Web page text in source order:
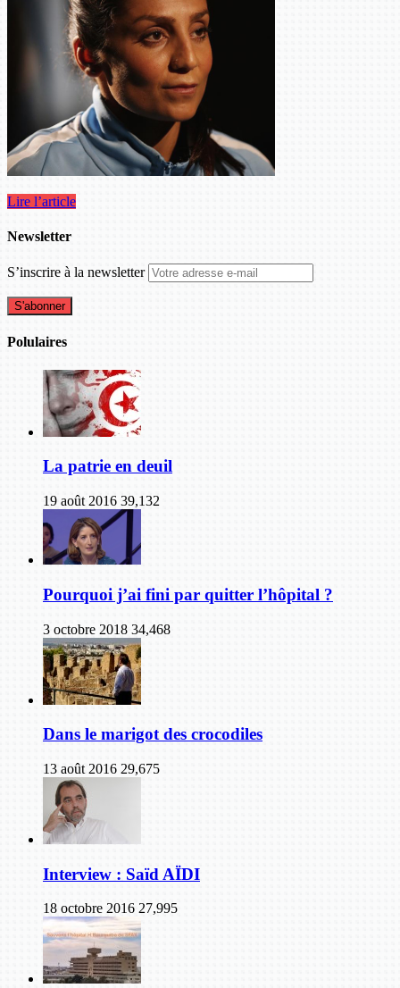
Lire l’article
Newsletter
S’inscrire à la newsletter
Polulaires
La patrie en deuil
19 août 2016 39,132
Pourquoi j’ai fini par quitter l’hôpital ?
3 octobre 2018 34,468
Dans le marigot des crocodiles
13 août 2016 29,675
Interview : Saïd AÏDI
18 octobre 2016 27,995